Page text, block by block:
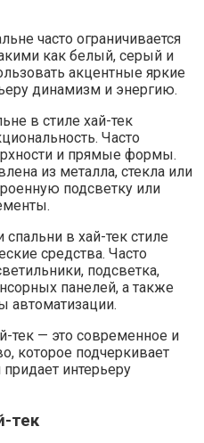
часто ограничивается
как белый, серый и
акцентные яркие
динамизм и энергию.
в стиле хай-тек
Часто
и прямые формы.
из металла, стекла или
подсветку или
в хай-тек стиле
средства. Часто
подсветка,
панелей, а также
автоматизации.
тек — это современное и
которое подчеркивает
придает интерьеру
тек